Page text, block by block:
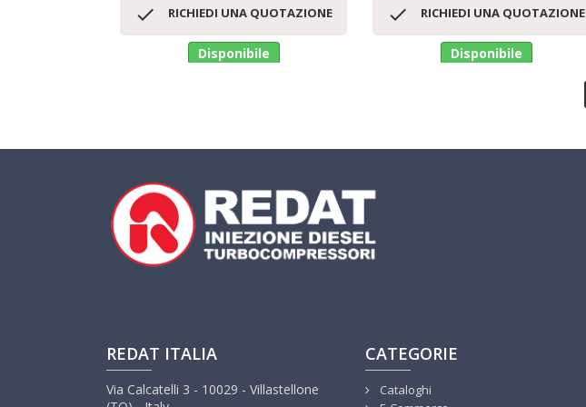
Anteprima
 RICHIEDI UNA QUOTAZIONE
Disponibile
Anteprima
 RICHIEDI UNA QUOTAZIONE
Disponibile
REDAT ITALIA
Via Calcatelli 3 - 10029 - Villastellone
CATEGORIE
Cataloghi